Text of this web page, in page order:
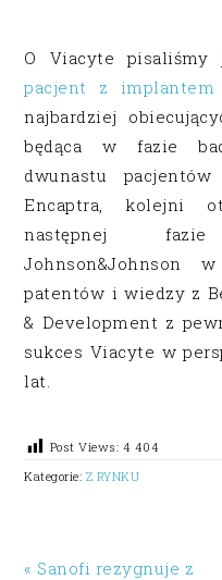
O Viacyte pisaliśmy
pacjent z implantem
najbardziej
będąca w fazie
dwunastu
Encaptra, kolejni
następnej
Johnson&Johnson
patentów i wiedzy z
& Development z
sukces Viacyte w
lat.
Post Views: 4 404
Kategorie: Z RYNKU
« Sanofi rezygnuje z